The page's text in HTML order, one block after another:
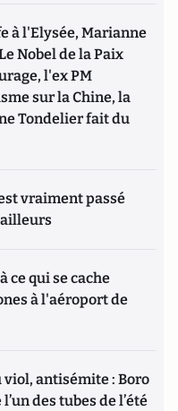
à l'Elysée, Marianne
Nobel de la Paix
l'ex PM
sur la Chine, la
Tondelier fait du
vraiment passé
ce qui se cache
à l'aéroport de
antisémite : Boro
des tubes de l’été